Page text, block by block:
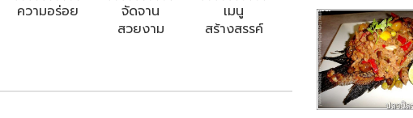
ความอร่อย
จัดจาน
สวยงาม
เมนู
สร้างสรรค์